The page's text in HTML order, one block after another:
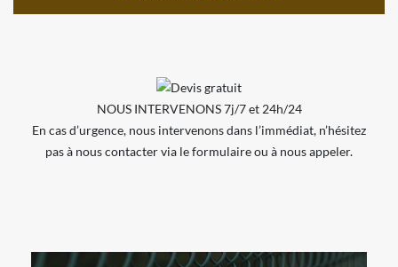
NOUS INTERVENONS 7j/7 et 24h/24
En cas d’urgence, nous intervenons dans l’immédiat, n’hésitez
pas à nous contacter via le formulaire ou à nous appeler.